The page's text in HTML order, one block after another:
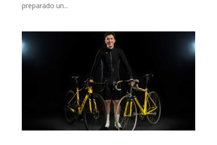
preparado un...